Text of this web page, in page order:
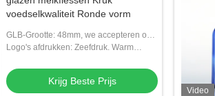
voedselkwaliteit Ronde vorm
GLB-Grootte: 48mm, we accepteren ook
aangepaste nekgrootte
Logo's afdrukken: Zeefdruk. Warm
Krijg Beste Prijs
Video